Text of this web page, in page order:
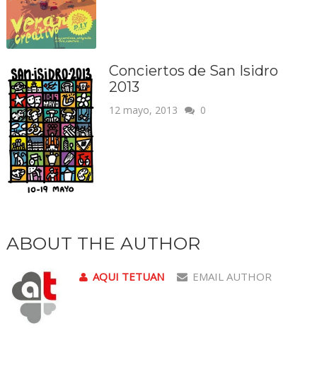
Conciertos de San Isidro
2013
12 mayo, 2013 0
ABOUT THE AUTHOR
AQUI TETUAN EMAIL AUTHOR